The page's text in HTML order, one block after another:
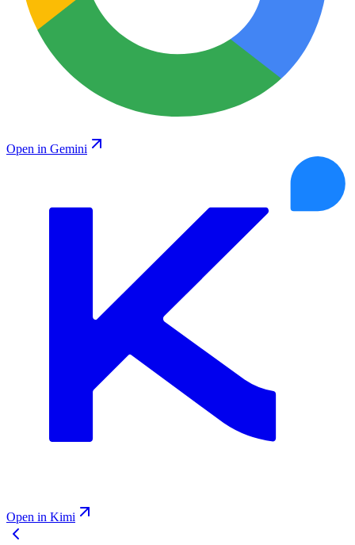
Open in Gemini
Open in Kimi